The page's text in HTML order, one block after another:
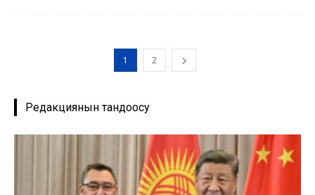
1 2
Редакциянын тандоосу